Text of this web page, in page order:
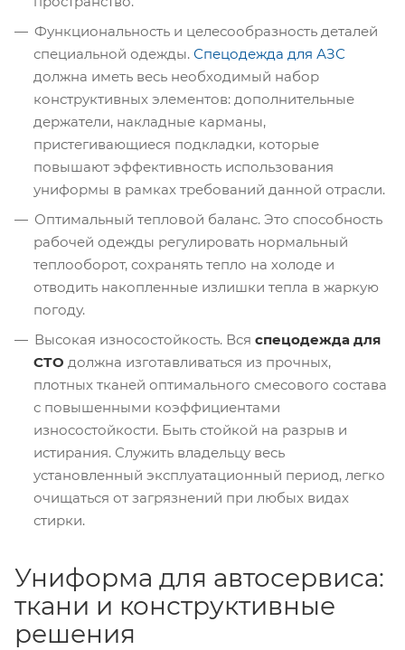
Функциональность и целесообразность деталей
специальной одежды. Спецодежда для АЗС
должна иметь весь необходимый набор
конструктивных элементов: дополнительные
держатели, накладные карманы,
пристегивающиеся подкладки, которые
повышают эффективность использования
униформы в рамках требований данной отрасли.
Оптимальный тепловой баланс. Это способность
рабочей одежды регулировать нормальный
теплооборот, сохранять тепло на холоде и
отводить накопленные излишки тепла в жаркую
погоду.
Высокая износостойкость. Вся спецодежда для
СТО должна изготавливаться из прочных,
плотных тканей оптимального смесового состава
с повышенными коэффициентами
износостойкости. Быть стойкой на разрыв и
истирания. Служить владельцу весь
установленный эксплуатационный период, легко
очищаться от загрязнений при любых видах
стирки.
Униформа для автосервиса:
ткани и конструктивные
решения